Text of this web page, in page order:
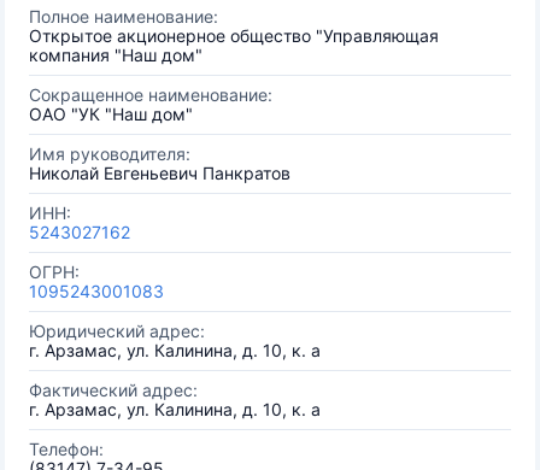
Полное наименование:
Открытое акционерное общество "Управляющая
компания "Наш дом"
Сокращенное наименование:
ОАО "УК "Наш дом"
Имя руководителя:
Николай Евгеньевич Панкратов
ИНН:
5243027162
ОГРН:
1095243001083
Юридический адрес:
г. Арзамас, ул. Калинина, д. 10, к. а
Фактический адрес:
г. Арзамас, ул. Калинина, д. 10, к. а
Телефон: